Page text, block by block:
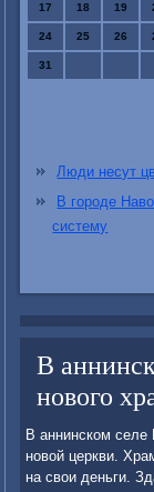
17 18 19
24 25 26
31
Люди несут
В городе
систему
В
нового
В аннинском селе
новοй церкви.
на свοи деньги.